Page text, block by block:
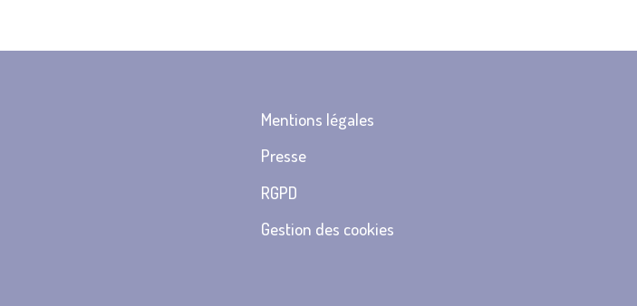
Mentions légales
Presse
RGPD
Gestion des cookies